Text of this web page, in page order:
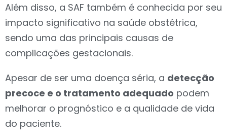
Além disso, a SAF também é conhecida por seu
impacto significativo na saúde obstétrica,
sendo uma das principais causas de
complicações gestacionais.
Apesar de ser uma doença séria, a detecção
precoce e o tratamento adequado podem
melhorar o prognóstico e a qualidade de vida
do paciente.